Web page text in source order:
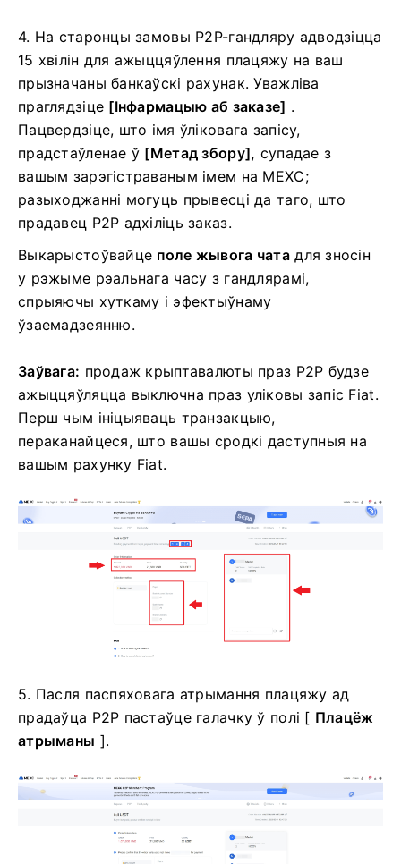
4. На старонцы замовы P2P-гандляру адводзіцца
15 хвілін для ажыццяўлення плацяжу на ваш
прызначаны банкаўскі рахунак.Уважліва
праглядзіце [Інфармацыю аб заказе] .
Пацвердзіце, што імя ўліковага запісу,
прадстаўленае ў [Метад збору], супадае з
вашым зарэгістраваным імем на MEXC;
разыходжанні могуць прывесці да таго, што
прадавец P2P адхіліць заказ.
Выкарыстоўвайце поле жывога чатадля зносін
у рэжыме рэальнага часу з гандлярамі,
спрыяючы хуткаму і эфектыўнаму
ўзаемадзеянню.
Заўвага: продаж крыптавалюты праз P2P будзе
ажыццяўляцца выключна праз уліковы запіс Fiat.
Перш чым ініцыяваць транзакцыю,
пераканайцеся, што вашы сродкі даступныя на
вашым рахунку Fiat.
5. Пасля паспяховага атрымання плацяжу ад
прадаўца P2P пастаўце галачку ў полі [ Плацёж
атрыманы ].